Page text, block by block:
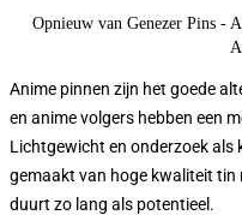
Opnieuw van Genezer Pins -
Anime pinnen zijn het goede
en anime volgers hebben een
Lichtgewicht en onderzoek als
gemaakt van hoge kwaliteit tin
duurt zo lang als potentieel.